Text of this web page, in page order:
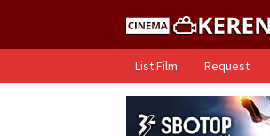
content
List Film Request